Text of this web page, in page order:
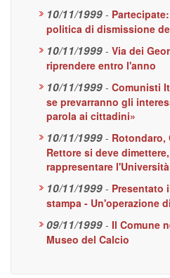
10/11/1999 -
politica di dismissione
10/11/1999 - Via dei
riprendere entro l'anno
10/11/1999 - Comunisti
se prevarranno gli
parola ai cittadini»
10/11/1999 - Rotondaro,
Rettore si deve
rappresentare
10/11/1999 - Presentato
stampa - Un'operazione
09/11/1999 - Il Comune
Museo del Calcio